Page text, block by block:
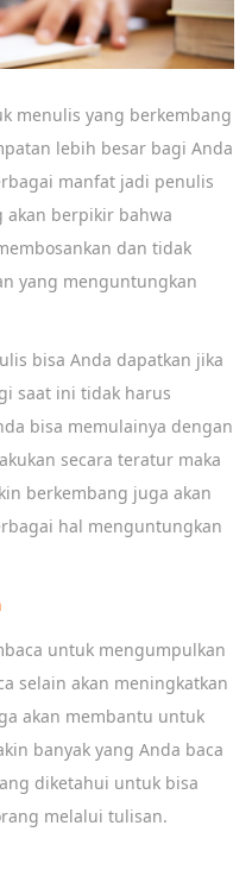
menulis yang berkembang
lebih besar bagi Anda
manfat jadi penulis
berpikir bahwa
dan tidak
yang menguntungkan
bisa Anda dapatkan jika
saat ini tidak harus
bisa memulainya dengan
secara teratur maka
berkembang juga akan
hal menguntungkan
untuk mengumpulkan
selain akan meningkatkan
akan membantu untuk
banyak yang Anda baca
diketahui untuk bisa
melalui tulisan.